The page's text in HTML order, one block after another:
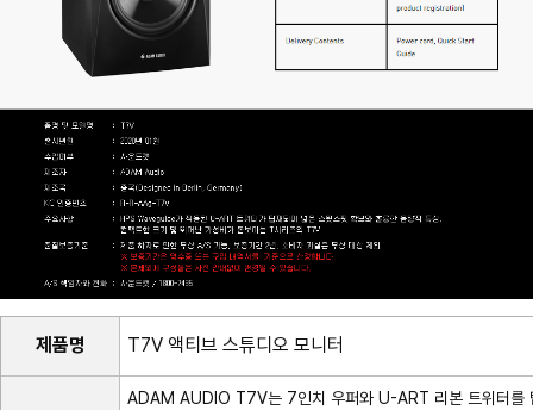
제품명 T7V 액티브 스튜디오 모니터
ADAM AUDIO T7V는 7인치 우퍼와 U-ART 리본 트위터를